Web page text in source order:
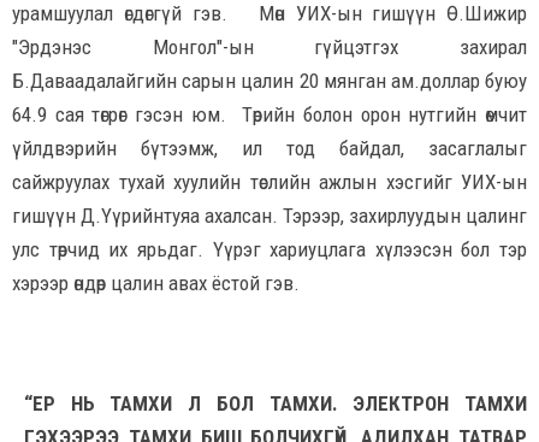
урамшуулал өгдөггүй гэв. Мөн УИХ-ын гишүүн Ө.Шижир
"Эрдэнэс Монгол"-ын гүйцэтгэх захирал
Б.Даваадалайгийн сарын цалин 20 мянган ам.доллар буюу
64.9 сая төгрөг гэсэн юм. Төрийн болон орон нутгийн өмчит
үйлдвэрийн бүтээмж, ил тод байдал, засаглалыг
сайжруулах тухай хуулийн төслийн ажлын хэсгийг УИХ-ын
гишүүн Д.Үүрийнтуяа ахалсан. Тэрээр, захирлуудын цалинг
улс төрчид их ярьдаг. Үүрэг хариуцлага хүлээсэн бол тэр
хэрээр өндөр цалин авах ёстой гэв.
“ЕР НЬ ТАМХИ Л БОЛ ТАМХИ. ЭЛЕКТРОН ТАМХИ